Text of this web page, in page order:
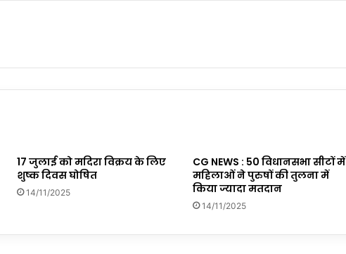
17 जुलाई को मदिरा विक्रय के लिए
शुष्क दिवस घोषित
14/11/2025
CG NEWS : 50 विधानसभा सीटों में
महिलाओं ने पुरुषों की तुलना में
किया ज्यादा मतदान
14/11/2025